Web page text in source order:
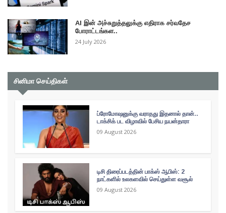
AI இன் அச்சுறுத்தலுக்கு எதிராக சர்வதேச
போராட்டங்கள..
24 July 2026
சினிமா செய்திகள்
ப்ரோமோஷனுக்கு வராதது இதனால் தான்..
டாக்சிக் பட விழாவில் பேசிய நயன்தாரா
09 August 2026
டிசி திரைப்படத்தின் பாக்ஸ் ஆபிஸ்: 2
நாட்களில் உலகளவில் செய்துள்ள வசூல்
09 August 2026